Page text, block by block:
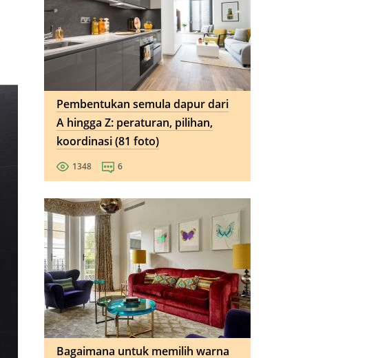
Pembentukan semula dapur dari
A hingga Z: peraturan, pilihan,
koordinasi (81 foto)
1348 6
Bagaimana untuk memilih warna